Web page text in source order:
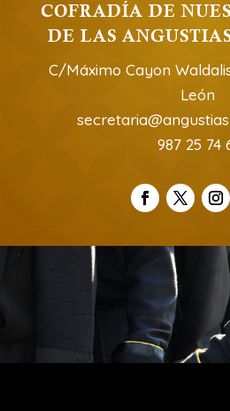
COFRADÍA DE
DE LAS
C/Máximo Cayon
León
987 25 74